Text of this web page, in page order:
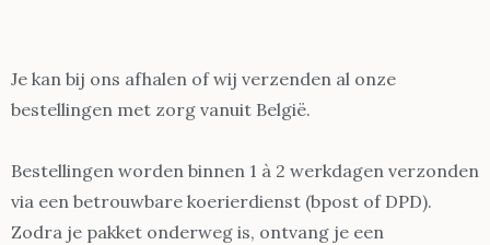
Je kan bij ons afhalen of wij verzenden al onze
bestellingen met zorg vanuit België.
Bestellingen worden binnen 1 à 2 werkdagen verzonden
via een betrouwbare koerierdienst (bpost of DPD).
Zodra je pakket onderweg is, ontvang je een